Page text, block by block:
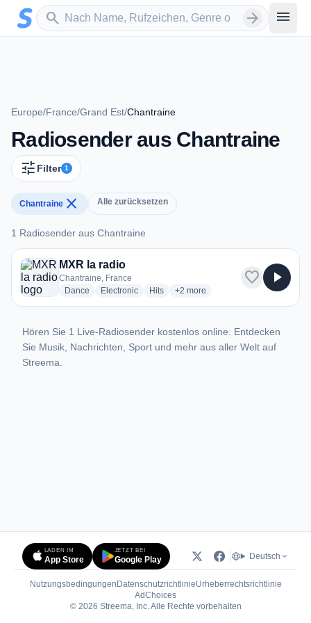
Zum Hauptinhalt springen
search
Sender suchen arrow_forward menu
Europe/France/Grand Est/Chantraine
Radiosender aus Chantraine
tune Filter 1
Chantraine close Alle zurücksetzen
1 Radiosender aus Chantraine
1 Radiosender aus Chantraine
MXR la radio
Chantraine, France
Dance radio stations
Electronicradio stations
Hitsradio stations
+2 more genres for MXR la radio
more
favorite play_arrow
Hören Sie 1 Live-Radiosender kostenlos online. Entdecken
Sie Musik, Nachrichten, Sport und mehr aus aller Welt auf
Streema.
LADEN IM
App Store
JETZT BEI
Google Play Deutsch
Nutzungsbedingungen DatenschutzrichtlinieUrheberrechtsrichtlinie
AdChoices(öffnet in neuem Tab)
© 2026 Streema, Inc. Alle Rechte vorbehalten